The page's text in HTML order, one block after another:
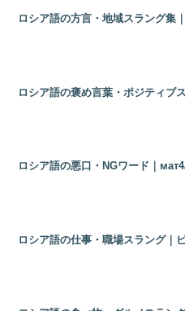
ロシア語の方言・地域スラング集
ロシア語の褒め言葉・ポジティブ
ロシア語の悪口・NGワード｜
ロシア語の仕事・職場スラング｜